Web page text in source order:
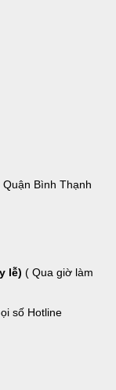
Bình Thạnh
lễ) ( Qua giờ làm
số Hotline